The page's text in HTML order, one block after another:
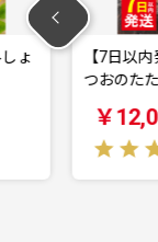
価 訳あり か